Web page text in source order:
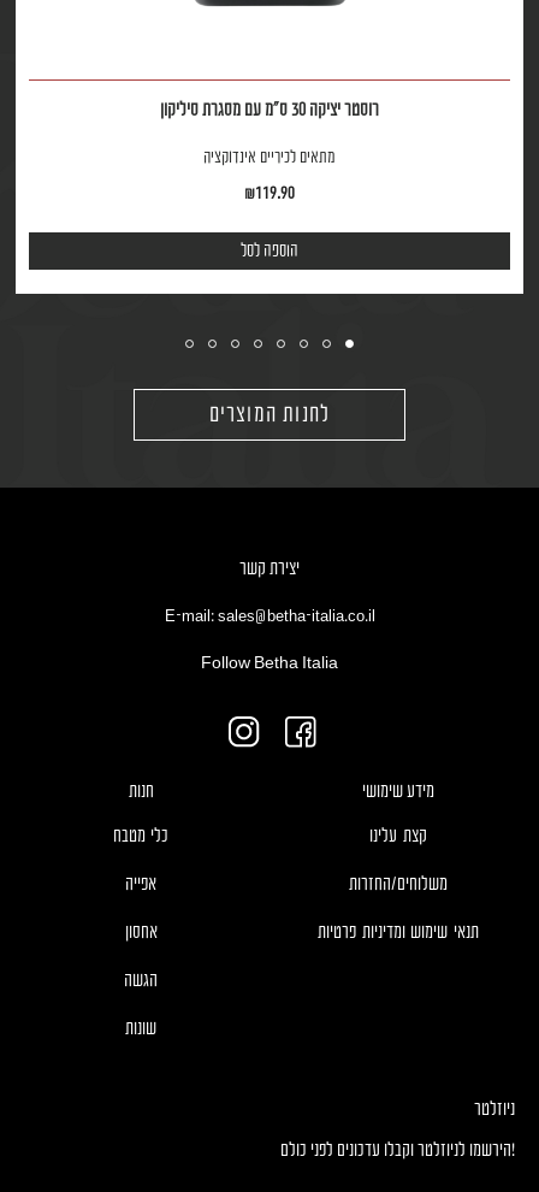
רוסטר יציקה 30 ס"מ עם מסגרת סיליקון
מתאים לכיריים אינדוקציה
₪119.90
הוספה לסל
לחנות המוצרים
יצירת קשר
E-mail: sales@betha-italia.co.il
Follow Betha Italia
מידע שימושי
קצת עלינו
משלוחים/החזרות
תנאי שימוש ומדיניות פרטיות
חנות
כלי מטבח
אפייה
אחסון
הגשה
שונות
ניוזלטר
!הירשמו לניוזלטר וקבלו עדכונים לפני כולם